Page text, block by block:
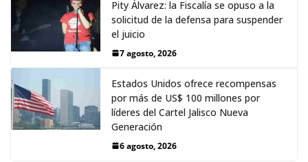
Pity Álvarez: la Fiscalía se opuso a la
solicitud de la defensa para suspender
el juicio
7 agosto, 2026
Estados Unidos ofrece recompensas
por más de US$ 100 millones por
líderes del Cartel Jalisco Nueva
Generación
6 agosto, 2026